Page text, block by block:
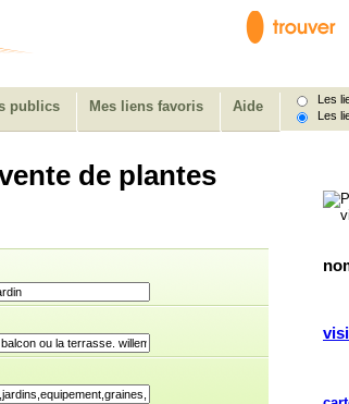
publics Mes liens favoris Aide
Les
Les
de plantes